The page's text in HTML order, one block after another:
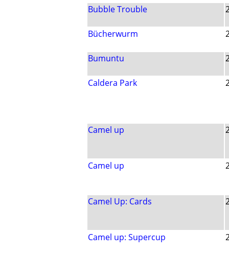
Bubble Trouble
Bücherwurm
Bumuntu
Caldera Park
Camel up
Camel up
Camel Up: Cards
Camel up: Supercup